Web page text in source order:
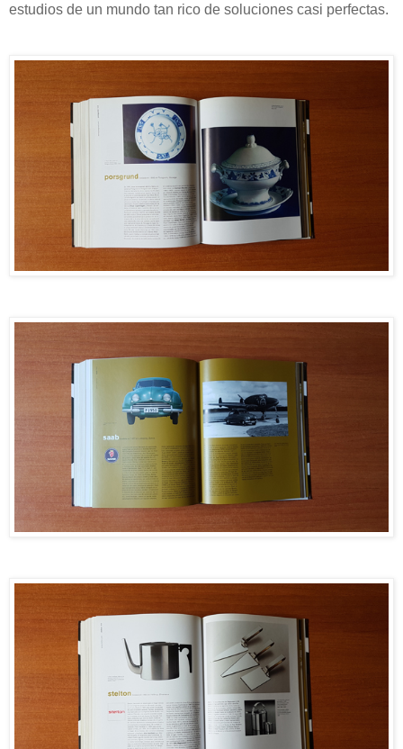
estudios de un mundo tan rico de soluciones casi perfectas.